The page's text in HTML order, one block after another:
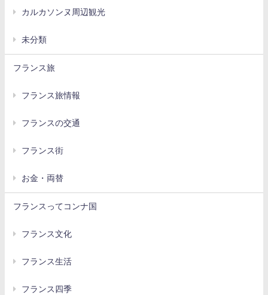
カルカソンヌ周辺観光
未分類
フランス旅
フランス旅情報
フランスの交通
フランス街
お金・両替
フランスってコンナ国
フランス文化
フランス生活
フランス四季